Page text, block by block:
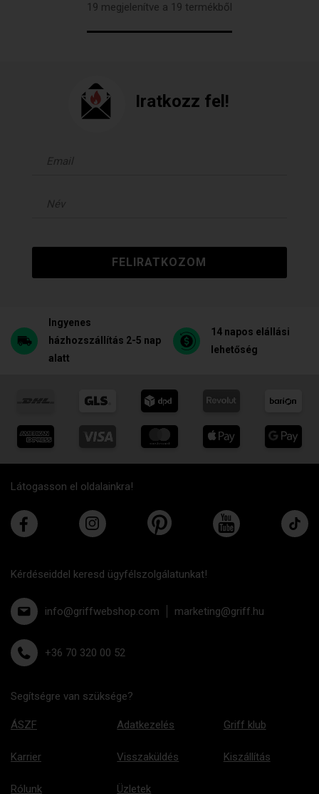
19 megjelenítve a 19 termékből
Iratkozz fel!
FELIRATKOZOM
Ingyenes
házhozszállítás 2-5 nap
alatt
14 napos elállási
lehetőség
Látogasson el oldalainkra!
Kérdéseiddel keresd ügyfélszolgálatunkat!
info@griffwebshop.com marketing@griff.hu
+36 70 320 00 52
Segítségre van szüksége?
ÁSZF
Karrier
Rólunk
Adatkezelés
Visszaküldés
Üzletek
Griff klub
Kiszállítás